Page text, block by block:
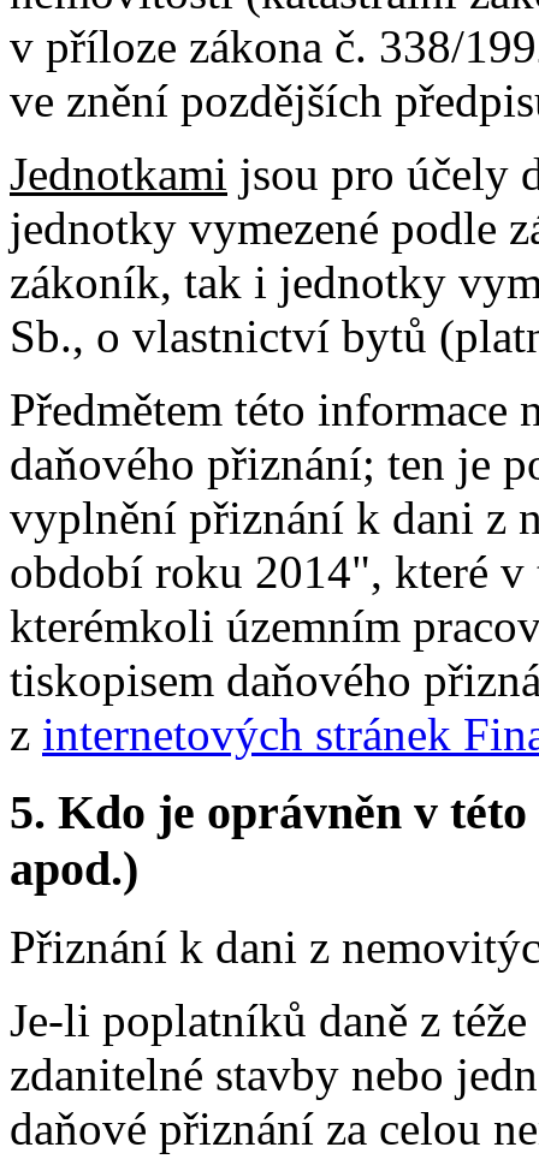
v příloze zákona č. 338/
ve znění pozdějších
Jednotkami jsou pro účely
jednotky vymezené podle
zákoník, tak i jednotky
Sb., o vlastnictví bytů
Předmětem této
daňového přiznání; ten je
vyplnění přiznání k dani z
období roku 2014", které v
kterémkoli územním
tiskopisem daňového
z internetových stránek
5. Kdo je oprávněn v
apod.)
Přiznání k dani z
Je-li poplatníků daně z
zdanitelné stavby nebo
daňové přiznání za celou